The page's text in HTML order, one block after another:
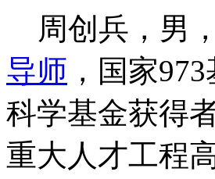
周创兵，男
导师 ，国家
科学基金获得
重大人才工程